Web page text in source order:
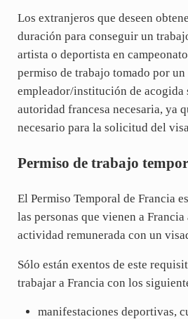
Los extranjeros que deseen
duración para conseguir un
artista o deportista en
permiso de trabajo tomado por un
empleador/institución de acogida
autoridad francesa necesaria, ya
necesario para la solicitud del
Permiso de trabajo
El Permiso Temporal de Francia
las personas que vienen a
actividad remunerada con un
Sólo están exentos de este
trabajar a Francia con los
manifestaciones deportivas,